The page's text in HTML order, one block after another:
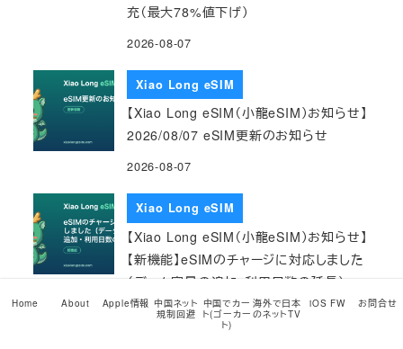
充（最大78%値下げ）
2026-08-07
Xiao Long eSIM
【Xiao Long eSIM（小龍eSIM）お知らせ】
2026/08/07 eSIM更新のお知らせ
2026-08-07
Xiao Long eSIM
【Xiao Long eSIM（小龍eSIM）お知らせ】
【新機能】eSIMのチャージに対応しました
（データ容量の追加・利用日数の延長）
2026-08-03
Home About Apple情報 中国ネット
規制回避
中国でカー
ト(ゴーカー
ト)
海外で日本
のネットTV
iOS FW お問合せ